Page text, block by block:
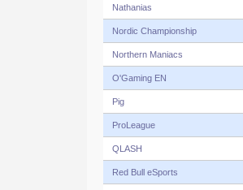
Nathanias
Nordic Championship
Northern Maniacs
O'Gaming EN
Pig
ProLeague
QLASH
Red Bull eSports